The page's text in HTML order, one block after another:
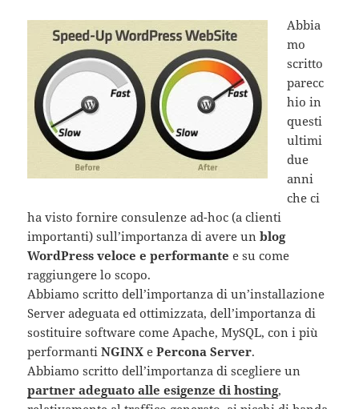
Abbia
mo
scritto
parecc
hio in
questi
ultimi
due
anni
che ci
ha visto fornire consulenze ad-hoc (a clienti
importanti) sull’importanza di avere unblog
WordPress veloce e performante e su come
raggiungere lo scopo.
Abbiamo scritto dell’importanza di un’installazione
Server adeguata ed ottimizzata, dell’importanza di
sostituire software come Apache, MySQL, con i più
performantiNGINX ePercona Server.
Abbiamo scritto dell’importanza di scegliere un
partner adeguato alle esigenze di hosting,